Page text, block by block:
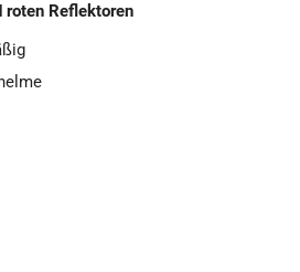
roten Reflektoren